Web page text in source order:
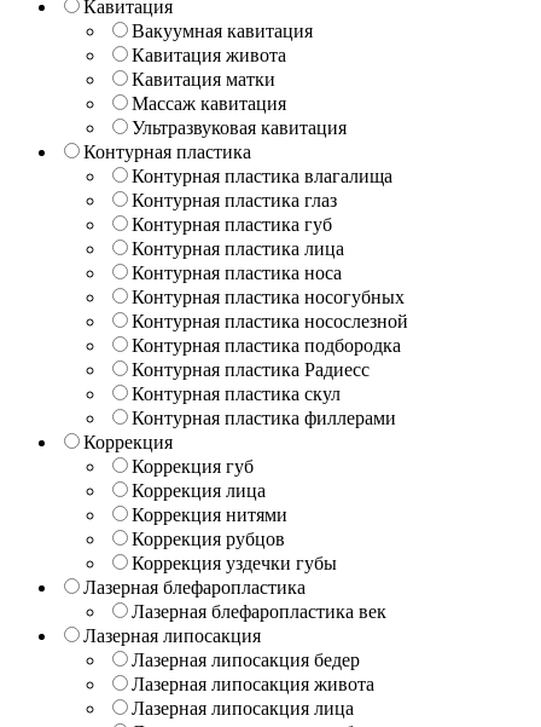
Кавитация
Вакуумная кавитация
Кавитация живота
Кавитация матки
Массаж кавитация
Ультразвуковая кавитация
Контурная пластика
Контурная пластика влагалища
Контурная пластика глаз
Контурная пластика губ
Контурная пластика лица
Контурная пластика носа
Контурная пластика носогубных
Контурная пластика носослезной
Контурная пластика подбородка
Контурная пластика Радиесс
Контурная пластика скул
Контурная пластика филлерами
Коррекция
Коррекция губ
Коррекция лица
Коррекция нитями
Коррекция рубцов
Коррекция уздечки губы
Лазерная блефаропластика
Лазерная блефаропластика век
Лазерная липосакция
Лазерная липосакция бедер
Лазерная липосакция живота
Лазерная липосакция лица